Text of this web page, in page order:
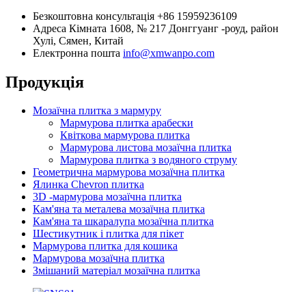
Безкоштовна консультація +86 15959236109
Адреса Кімната 1608, № 217 Донггуанг -роуд, район
Хулі, Сямен, Китай
Електронна пошта info@xmwanpo.com
Продукція
Мозаїчна плитка з мармуру
Мармурова плитка арабески
Квіткова мармурова плитка
Мармурова листова мозаїчна плитка
Мармурова плитка з водяного струму
Геометрична мармурова мозаїчна плитка
Ялинка Chevron плитка
3D -мармурова мозаїчна плитка
Кам'яна та металева мозаїчна плитка
Кам'яна та шкаралупа мозаїчна плитка
Шестикутник і плитка для пікет
Мармурова плитка для кошика
Мармурова мозаїчна плитка
Змішаний матеріал мозаїчна плитка